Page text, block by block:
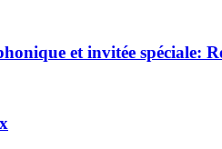
et invitée spéciale: